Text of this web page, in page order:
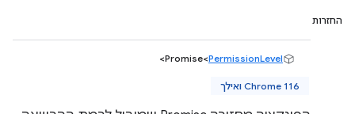
החזרות
Promise<PermissionLevel
>
Chrome 116 ואילך